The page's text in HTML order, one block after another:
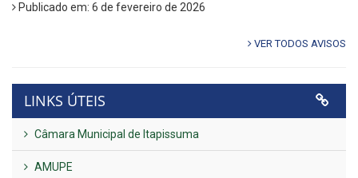
Publicado em: 6 de fevereiro de 2026
VER TODOS AVISOS
LINKS ÚTEIS
Câmara Municipal de Itapissuma
AMUPE